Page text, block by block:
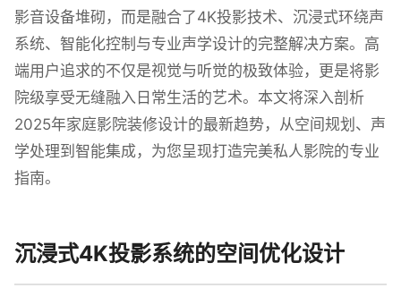
影音设备堆砌，而是融合了4K投影技术、沉浸式环绕声
系统、智能化控制与专业声学设计的完整解决方案。高
端用户追求的不仅是视觉与听觉的极致体验，更是将影
院级享受无缝融入日常生活的艺术。本文将深入剖析
2025年家庭影院装修设计的最新趋势，从空间规划、声
学处理到智能集成，为您呈现打造完美私人影院的专业
指南。
沉浸式4K投影系统的空间优化设计